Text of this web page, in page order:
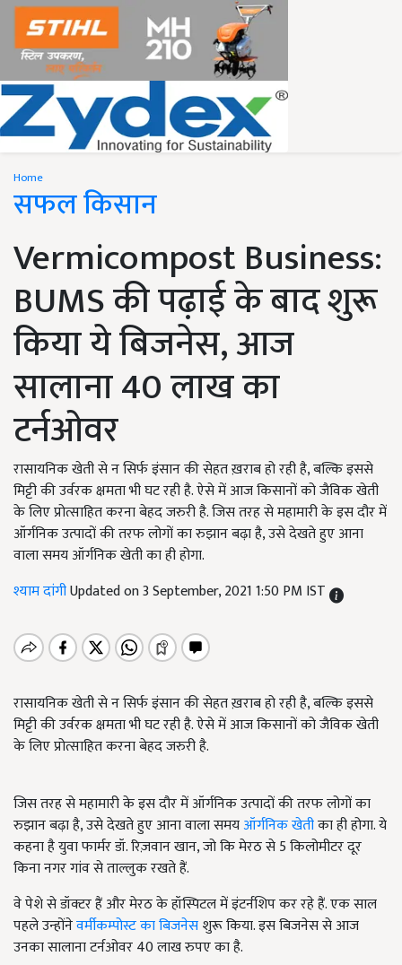
Home
सफल किसान
Vermicompost Business:
BUMS की पढ़ाई के बाद शुरू
किया ये बिजनेस, आज
सालाना 40 लाख का
टर्नओवर
रासायनिक खेती से न सिर्फ इंसान की सेहत ख़राब हो रही है, बल्कि इससे
मिट्टी की उर्वरक क्षमता भी घट रही है. ऐसे में आज किसानों को जैविक खेती
के लिए प्रोत्साहित करना बेहद जरुरी है. जिस तरह से महामारी के इस दौर में
ऑर्गनिक उत्पादों की तरफ लोगों का रुझान बढ़ा है, उसे देखते हुए आना
वाला समय ऑर्गनिक खेती का ही होगा.
श्याम दांगीUpdated on 3 September, 2021 1:50 PM IST
रासायनिक खेती से न सिर्फ इंसान की सेहत ख़राब हो रही है, बल्कि इससे
मिट्टी की उर्वरक क्षमता भी घट रही है. ऐसे में आज किसानों को जैविक खेती
के लिए प्रोत्साहित करना बेहद जरुरी है.
जिस तरह से महामारी के इस दौर में ऑर्गनिक उत्पादों की तरफ लोगों का
रुझान बढ़ा है, उसे देखते हुए आना वाला समयऑर्गनिक खेतीका ही होगा. ये
कहना है युवा फार्मर डॉ. रिज़वान खान, जो कि मेरठ से 5 किलोमीटर दूर
किना नगर गांव से ताल्लुक रखते हैं.
वे पेशे से डॉक्टर हैं और मेरठ के हॉस्पिटल में इंटर्नशिप कर रहे हैं. एक साल
पहले उन्होंनेवर्मीकम्पोस्ट का बिजनेसशुरू किया. इस बिजनेस से आज
उनका सालाना टर्नओवर 40 लाख रुपए का है.